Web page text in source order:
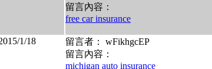
留言內容：
free car insurance
1/18
留言者： wFikhgcEP
留言內容：
michigan auto insurance